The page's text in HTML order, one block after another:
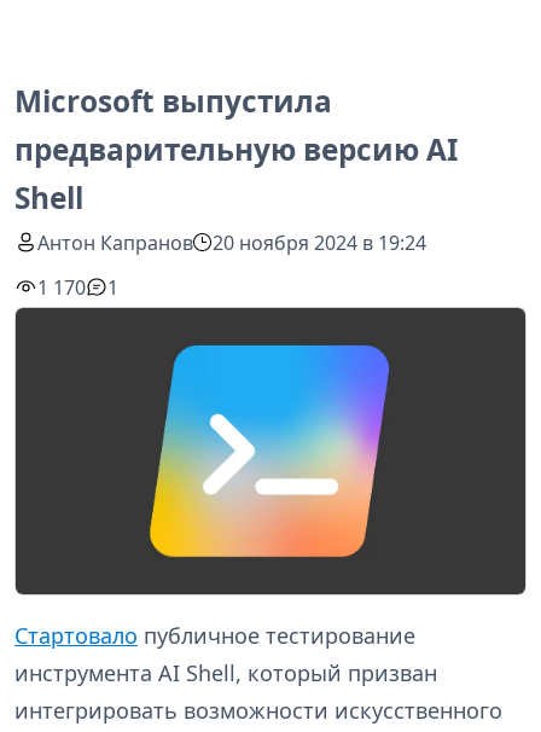
Microsoft выпустила
предварительную версию AI
Shell
Антон Капранов
20 ноября 2024 в 19:24
1 170
1
Стартовало публичное тестирование
инструмента AI Shell, который призван
интегрировать возможности искусственного